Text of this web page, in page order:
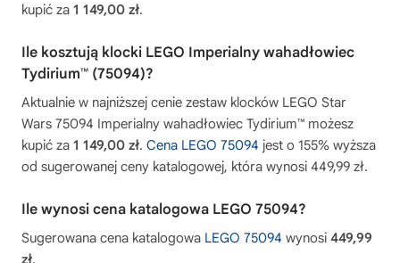
kupić za 1 149,00 zł.
Ile kosztują klocki LEGO Imperialny wahadłowiec
Tydirium™ (75094)?
Aktualnie w najniższej cenie zestaw klocków LEGO Star
Wars 75094 Imperialny wahadłowiec Tydirium™ możesz
kupić za 1 149,00 zł. Cena LEGO 75094 jest o 155% wyższa
od sugerowanej ceny katalogowej, która wynosi 449,99 zł.
Ile wynosi cena katalogowa LEGO 75094?
Sugerowana cena katalogowa LEGO 75094 wynosi 449,99
zł.